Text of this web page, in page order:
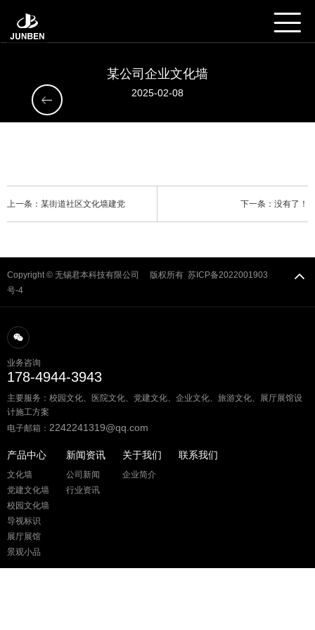
某公司企业文化墙
2025-02-08
上一条：某街道社区文化墙建党 下一条：没有了！
Copyright © 无锡君本科技有限公司 版权所有 苏ICP备2022001903
号-4
业务咨询
178-4944-3943
主要服务：校园文化、医院文化、党建文化、企业文化、旅游文化、展厅展馆设
计施工方案
电子邮箱： 2242241319@qq.com
产品中心
文化墙
党建文化墙
校园文化墙
导视标识
展厅展馆
景观小品
新闻资讯
公司新闻
行业资讯
关于我们
企业简介
联系我们